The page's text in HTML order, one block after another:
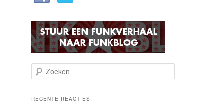
o
k
RECENTE REACTIES